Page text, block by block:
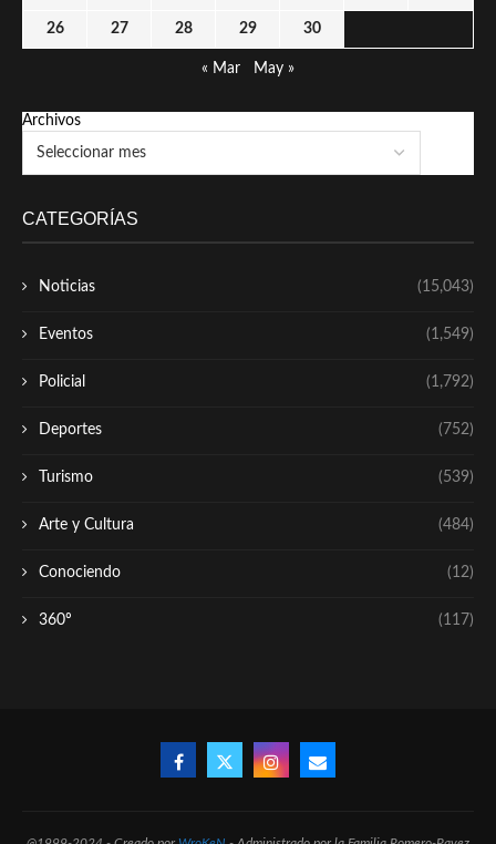
26 27 28 29 30
« Mar May »
Archivos
CATEGORÍAS
Noticias (15,043)
Eventos (1,549)
Policial (1,792)
Deportes (752)
Turismo (539)
Arte y Cultura (484)
Conociendo (12)
360º (117)